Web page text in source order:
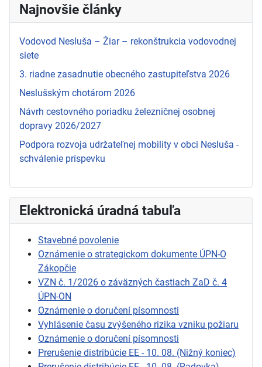
Najnovšie články
Vodovod Nesluša – Žiar – rekonštrukcia vodovodnej
siete
3. riadne zasadnutie obecného zastupiteľstva 2026
Neslušským chotárom 2026
Návrh cestovného poriadku železničnej osobnej
dopravy 2026/2027
Podpora rozvoja udržateľnej mobility v obci Nesluša -
schválenie príspevku
Elektronická úradná tabuľa
Stavebné povolenie
Oznámenie o strategickom dokumente ÚPN-O
Zákopčie
VZN č. 1/2026 o záväzných častiach ZaD č. 4
ÚPN-ON
Oznámenie o doručení písomnosti
Vyhlásenie času zvýšeného rizika vzniku požiaru
Oznámenie o doručení písomnosti
Prerušenie distribúcie EE - 10. 08. (Nižný koniec)